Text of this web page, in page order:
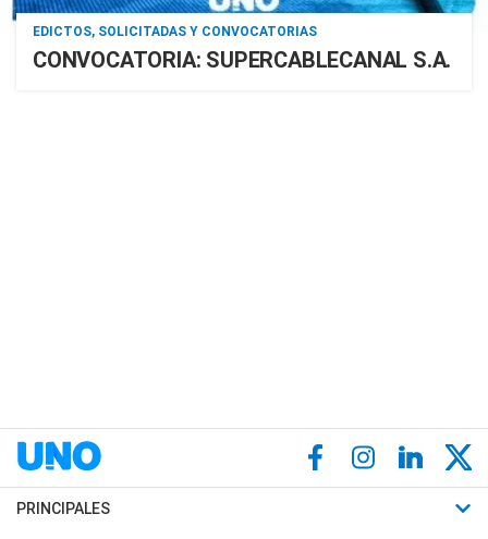
EDICTOS, SOLICITADAS Y CONVOCATORIAS
CONVOCATORIA: SUPERCABLECANAL S.A.
PRINCIPALES